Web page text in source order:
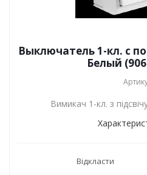
Выключатель 1-кл. с
Белый
Вимикач 1-кл. з
Відкласти